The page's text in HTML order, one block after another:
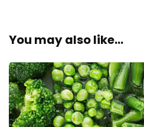
You may also like...